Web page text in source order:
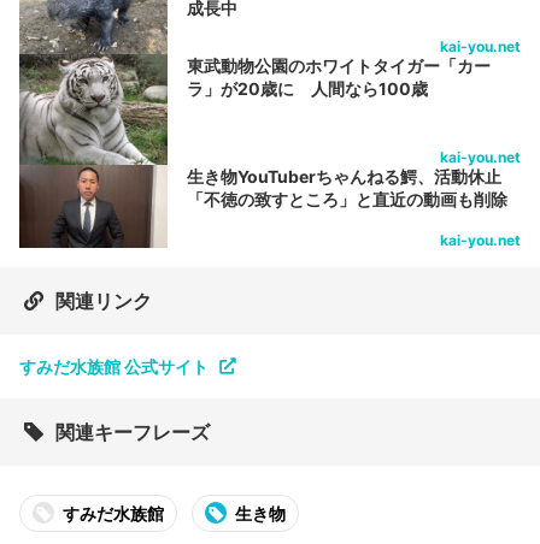
成長中
kai-you.net
東武動物公園のホワイトタイガー「カー
ラ」が20歳に 人間なら100歳
kai-you.net
生き物YouTuberちゃんねる鰐、活動休止
「不徳の致すところ」と直近の動画も削除
kai-you.net
関連リンク
すみだ水族館 公式サイト
関連キーフレーズ
すみだ水族館 生き物